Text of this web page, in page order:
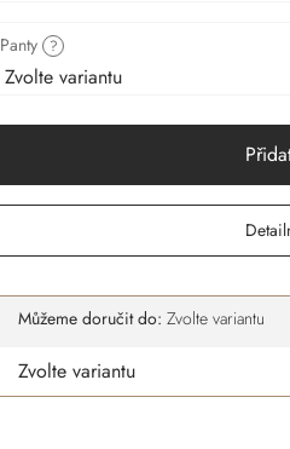
Panty ?
Můžeme doručit do: Zvolte variantu
Zvolte variantu